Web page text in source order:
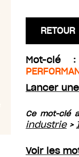
RETOUR
Mot-
Lancer
Ce mot-clé
industrie>
Voir les